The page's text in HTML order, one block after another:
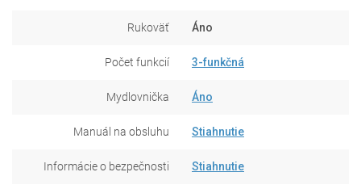
Rukoväť Áno
Počet funkcií 3-funkčná
Mydlovnička Áno
Manuál na obsluhu Stiahnutie
Informácie o bezpečnosti Stiahnutie